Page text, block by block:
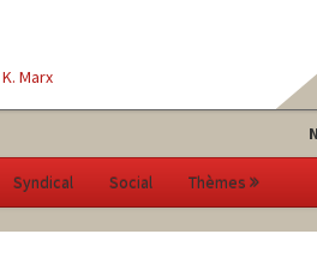
K. Marx
Syndical Social Thèmes